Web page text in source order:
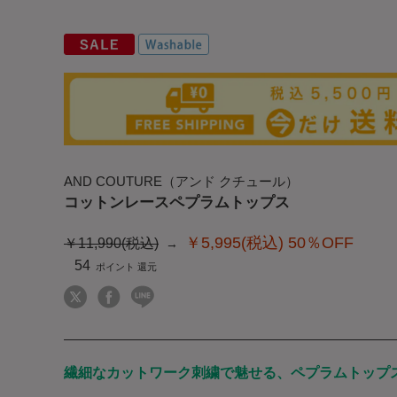
AND COUTURE（アンド クチュール）
コットンレースペプラムトップス
￥11,990(税込) ￥5,995(税込) 50％OFF
54
繊細なカットワーク刺繍で魅せる、ペプラムトップ